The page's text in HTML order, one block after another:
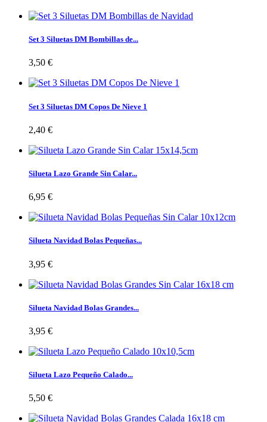
Set 3 Siluetas DM Bombillas de...
3,50 €
Set 3 Siluetas DM Copos De Nieve 1
2,40 €
Silueta Lazo Grande Sin Calar...
6,95 €
Silueta Navidad Bolas Pequeñas...
3,95 €
Silueta Navidad Bolas Grandes...
3,95 €
Silueta Lazo Pequeño Calado...
5,50 €